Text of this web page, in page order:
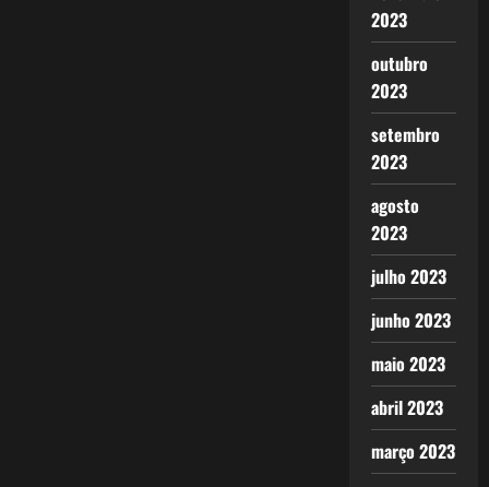
2023
outubro
2023
setembro
2023
agosto
2023
julho 2023
junho 2023
maio 2023
abril 2023
março 2023